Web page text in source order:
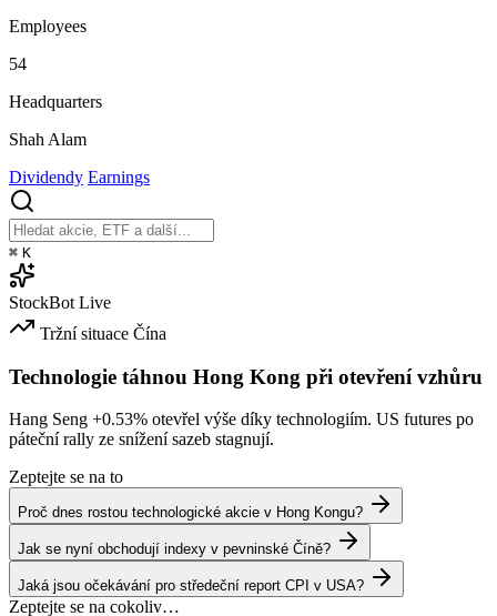
Employees
54
Headquarters
Shah Alam
Dividendy Earnings
⌘ K
StockBot Live
Tržní situace Čína
Technologie táhnou Hong Kong při otevření vzhůru
Hang Seng +0.53% otevřel výše díky technologiím. US futures po
páteční rally ze snížení sazeb stagnují.
Zeptejte se na to
Proč dnes rostou technologické akcie v Hong Kongu?
Jak se nyní obchodují indexy v pevninské Číně?
Jaká jsou očekávání pro středeční report CPI v USA?